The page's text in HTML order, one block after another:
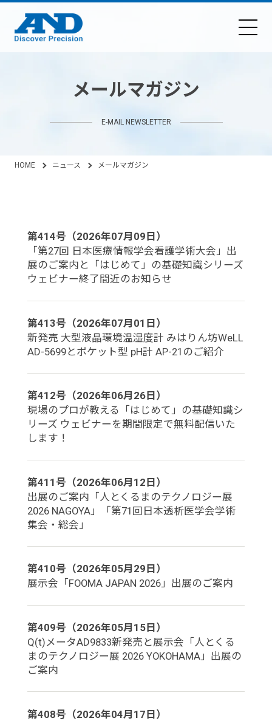
メールマガジン
E-MAIL NEWSLETTER
HOME ニュース メールマガジン
第414号（2026年07月09日）
「第27回 日本医療情報学会看護学術大会」出
展のご案内と「はじめて」の基礎知識シリーズ
ウェビナー終了間近のお知らせ
第413号（2026年07月01日）
新発売 大型液晶環境温湿度計 みはりん坊WeLL
AD-5699とポケット型 pH計 AP-21のご紹介
第412号（2026年06月26日）
現場のプロが教える「はじめて」の基礎知識シ
リーズ ウェビナーを期間限定で無料配信いた
します！
第411号（2026年06月12日）
出展のご案内「人とくるまのテクノロジー展
2026 NAGOYA」「第71回日本透析医学会学術
集会・総会」
第410号（2026年05月29日）
展示会「FOOMA JAPAN 2026」出展のご案内
第409号（2026年05月15日）
Q(t)メータAD9833新発売と展示会「人とくる
まのテクノロジー展 2026 YOKOHAMA」出展の
ご案内
第408号（2026年04月17日）